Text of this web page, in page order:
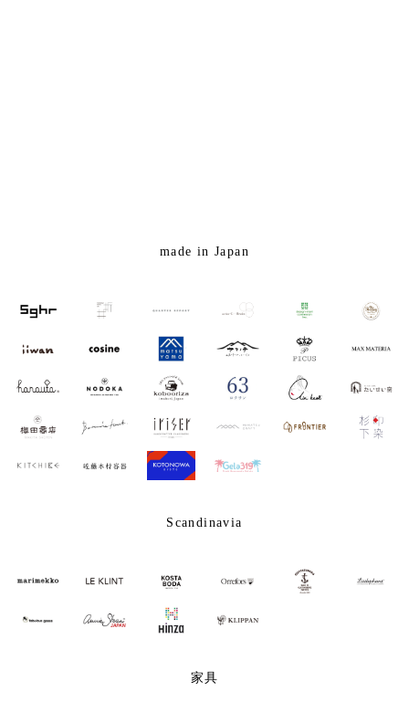
made in Japan
Scandinavia
家具